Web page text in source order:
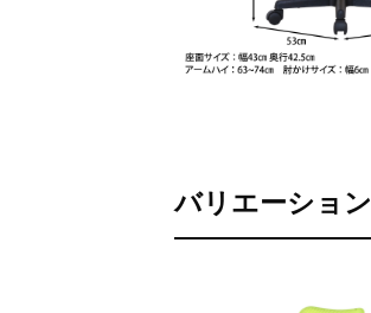
バリエーション